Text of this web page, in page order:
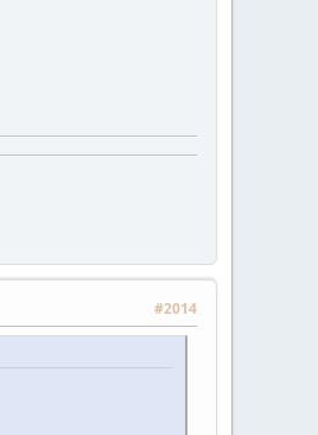
#2014